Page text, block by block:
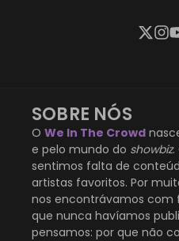
SOBRE NÓS
O We In The Crowd
e pelo mundo do showbiz.
sentimos falta de
artistas favoritos. Por
nos encontrávamos com
que nunca havíamos
pensamos: por que não